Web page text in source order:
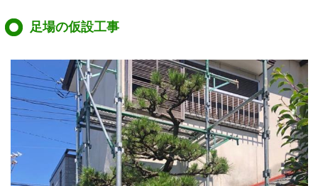
足場の仮設工事